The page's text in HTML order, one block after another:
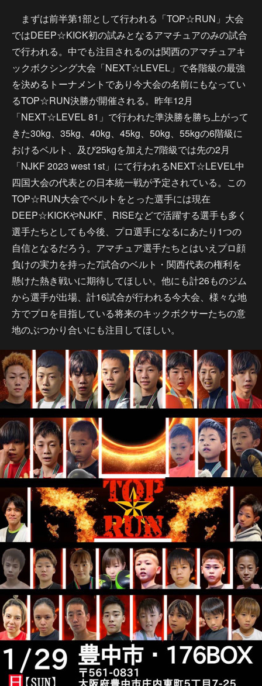
まずは前半第1部として行われる「TOP☆RUN」大会
ではDEEP☆KICK初の試みとなるアマチュアのみの試合
で行われる。中でも注目されるのは関西のアマチュアキ
ックボクシング大会「NEXT☆LEVEL」で各階級の最強
を決めるトーナメントであり今大会の名前にもなってい
るTOP☆RUN決勝が開催される。昨年12月
「NEXT☆LEVEL 81」で行われた準決勝を勝ち上がって
きた30kg、35kg、40kg、45kg、50kg、55kgの6階級に
おけるベルト、及び25kgを加えた7階級では先の2月
「NJKF 2023 west 1st」にて行われるNEXT☆LEVEL中
四国大会の代表との日本統一戦が予定されている。この
TOP☆RUN大会でベルトをとった選手には現在
DEEP☆KICKやNJKF、RISEなどで活躍する選手も多く
選手たちとしても今後、プロ選手になるにあたり1つの
自信となるだろう。アマチュア選手たちとはいえプロ顔
負けの実力を持った7試合のベルト・関西代表の権利を
懸けた熱き戦いに期待してほしい。他にも計26ものジム
から選手が出場、計16試合が行われる今大会、様々な地
方でプロを目指している将来のキックボクサーたちの意
地のぶつかり合いにも注目してほしい。